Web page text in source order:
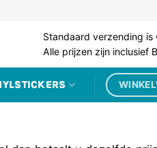
Standaard verzending
Alle prijzen zijn inclusief